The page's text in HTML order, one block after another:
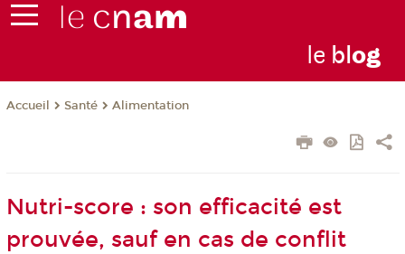
le blog
Accueil Santé Alimentation
Nutri-score : son efficacité est
prouvée, sauf en cas de conflit